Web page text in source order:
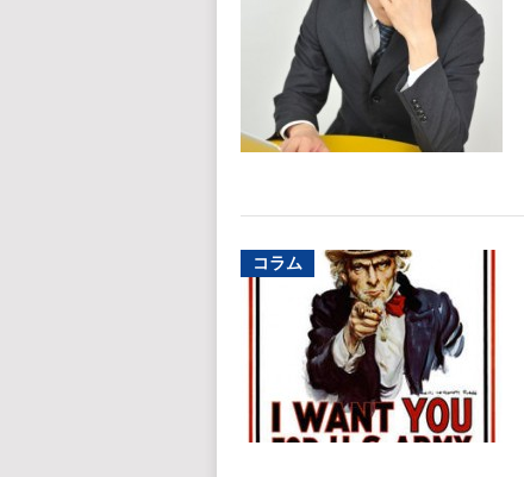
コラム